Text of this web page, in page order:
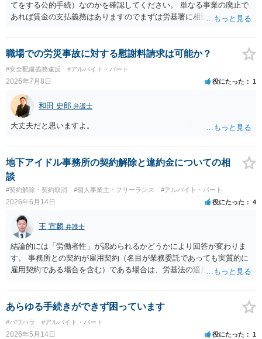
てをする公的手続）なのかを確認してください。 単なる事業の廃止で
あれば賃金の支払義務はありますのでまずは労基署に相談してくださ
しいかもしれませんが）賃金などの労働債権は他の債務より優先して
支払われます。ただし支払までにかなり時間がかかるでしょう。 さら
に、「独立行政法人労働者健康安全機構 」という公的機関が未払賃金
の立替事業を行っています。詳しくは、同機構の＜未払賃金立替払相
談コーナー＞ TEL 044-431-8663 相談時間：土日祝日を除く9:15～1
7:00 に相談してみてください。同じように未払となった他の従業員の
方がいれば一緒に相談してみるといいでしょう。
職場での労災事故に対する慰謝料請求は可能か？
#安全配慮義務違反 #アルバイト・パート
2026年7月8日 役にたった 1
和田 史郎 弁護士
大丈夫だと思いますよ。
地下アイドル事務所の契約解除と違約金についての相
談
#契約解除・契約取消 #個人事業主・フリーランス #アルバイト・パート
2026年6月14日 役にたった 4
王 宣麟 弁護士
結論的には「労働者性」が認められるかどうかにより回答が変わりま
す。 事務所との契約が雇用契約（名目が業務委託であっても実質的に
雇用契約である場合を含む）である場合は、労基法の適用により違約
しても、違約金の金額が過大であるとして無効・減額されたケースは
裁判例上いくつかあるようです。
あらゆる手続きができず困っています
#パワハラ #アルバイト・パート
2026年5月14日 役にたった 1